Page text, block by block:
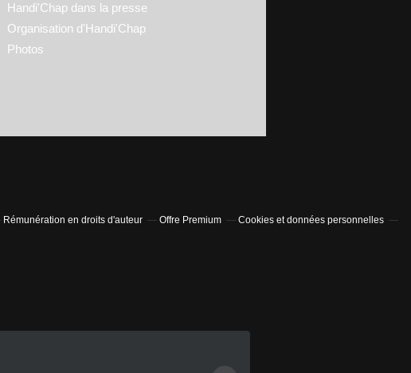
Handi'Chap dans la presse
Organisation d'Handi'Chap
Photos
Rémunération en droits d'auteur Offre Premium
Cookies et données personnelles